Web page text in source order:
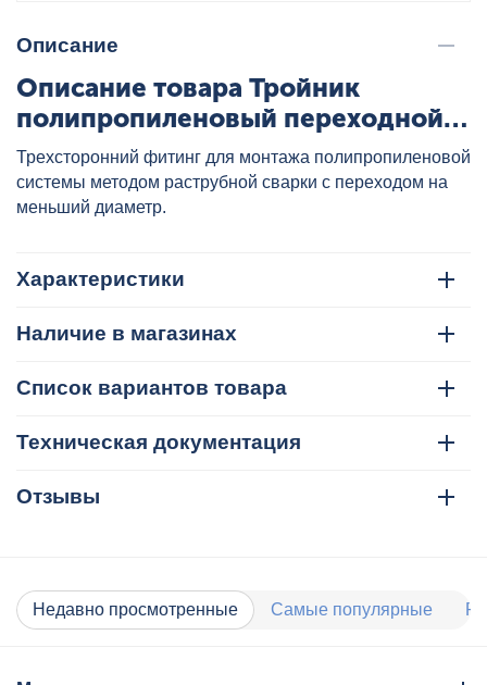
Описание
Описание товара Тройник
полипропиленовый переходной
32x25x25 бел. VALTEC, артикул:
VTp.735.0.032025025
Трехсторонний фитинг для монтажа полипропиленовой
системы методом раструбной сварки с переходом на
меньший диаметр.
Характеристики
Наличие в магазинах
Список вариантов товара
Техническая документация
Отзывы
Недавно просмотренные Самые популярные